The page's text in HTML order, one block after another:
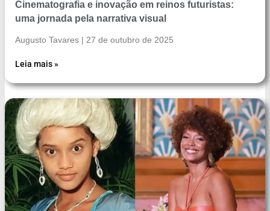
Cinematografia e inovação em reinos futuristas:
uma jornada pela narrativa visual
Augusto Tavares 27 de outubro de 2025
Leia mais »